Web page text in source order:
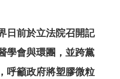
日前於立法院召開記
學會與環團，並跨黨
呼籲政府將塑膠微粒